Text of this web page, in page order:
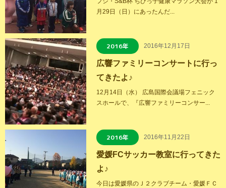
月29日（日）にあったんだ...
2016年 2016年12月17日
広響ファミリーコンサートに行っ
てきたよ♪
12月14日（水） 広島国際会議場フェニック
スホールで、『広響ファミリーコンサー...
2016年 2016年11月22日
愛媛FCサッカー教室に行ってきた
よ♪
今日は愛媛県のＪ２クラブチーム・愛媛ＦＣ